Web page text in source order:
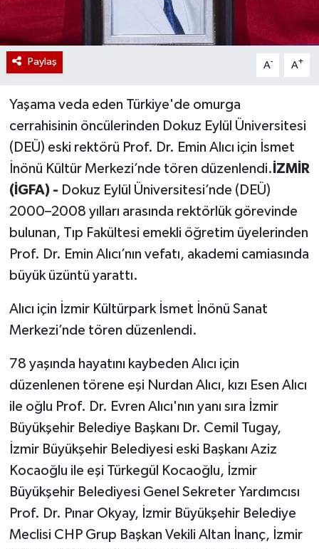
Paylaş A- A+
Yaşama veda eden Türkiye'de omurga
cerrahisinin öncülerinden Dokuz Eylül Üniversitesi
(DEÜ) eski rektörü Prof. Dr. Emin Alıcı için İsmet
İnönü Kültür Merkezi’nde tören düzenlendi. İZMİR
(İGFA) - Dokuz Eylül Üniversitesi’nde (DEÜ)
2000–2008 yılları arasında rektörlük görevinde
bulunan, Tıp Fakültesi emekli öğretim üyelerinden
Prof. Dr. Emin Alıcı’nın vefatı, akademi camiasında
büyük üzüntü yarattı.
Alıcı için İzmir Kültürpark İsmet İnönü Sanat
Merkezi’nde tören düzenlendi.
78 yaşında hayatını kaybeden Alıcı için
düzenlenen törene eşi Nurdan Alıcı, kızı Esen Alıcı
ile oğlu Prof. Dr. Evren Alıcı'nın yanı sıra İzmir
Büyükşehir Belediye Başkanı Dr. Cemil Tugay,
İzmir Büyükşehir Belediyesi eski Başkanı Aziz
Kocaoğlu ile eşi Türkegül Kocaoğlu, İzmir
Büyükşehir Belediyesi Genel Sekreter Yardımcısı
Prof. Dr. Pınar Okyay, İzmir Büyükşehir Belediye
Meclisi CHP Grup Başkan Vekili Altan İnanç, İzmir